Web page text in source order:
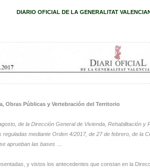
DIARIO OFICIAL DE LA GENERALITAT
Obras Públicas y Vertebración del Territorio
de la Dirección General de Vivienda, Rehabilitación
reguladas mediante Orden 4/2017, de 27 de febrero, de la
aprueban las bases …
y vistos los antecedentes que constan en la